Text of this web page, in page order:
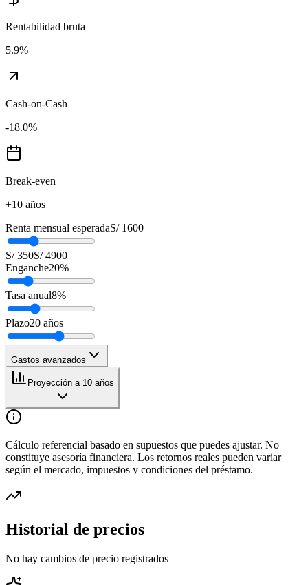
Rentabilidad bruta
5.9%
Cash-on-Cash
-18.0%
Break-even
+10 años
Renta mensual esperadaS/ 1600
S/ 350S/ 4900
Enganche20%
Tasa anual8%
Plazo20 años
Gastos avanzados
Proyección a 10 años
Cálculo referencial basado en supuestos que puedes ajustar. No
constituye asesoría financiera. Los retornos reales pueden variar
según el mercado, impuestos y condiciones del préstamo.
Historial de precios
No hay cambios de precio registrados